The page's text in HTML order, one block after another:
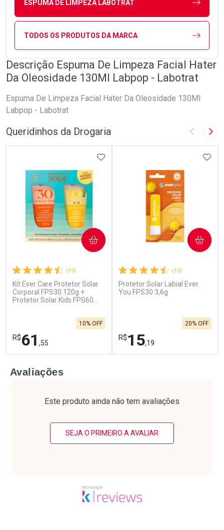
ESPUMA DE LIMPEZA LABOTRAT
TODOS OS PRODUTOS DA MARCA
Descrição Espuma De Limpeza Facial Hater
Da Oleosidade 130Ml Labpop - Labotrat
Espuma De Limpeza Facial Hater Da Oleosidade 130Ml
Labpop - Labotrat
Queridinhos da Drogaria Imagem
(19)
Kit Ever Care Protetor Solar
Corporal FPS30 120g +
Protetor Solar Kids FPS60
R$61 ,55
10% OFF
ADICIONAR AOS FAVORITOS
COMPRAR
Laboratório
Por Menos
(15)
Protetor Solar Labial Ever
You FPS30 3,6g
R$15,19
20% OFF
COMPRAR
Laboratório
Por Menos
Avaliações
Este produto ainda não tem avaliações
SEJA O PRIMEIRO A AVALIAR